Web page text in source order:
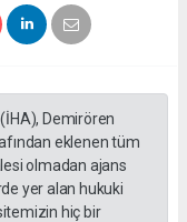
Demirören
eklenen tüm
olmadan ajans
yer alan hukuki
hiç bir